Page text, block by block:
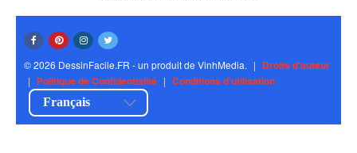
© 2026 DessinFacile.FR - un produit de VinhMedia. | Droits d'auteur
| Politique de Confidentialité | Conditions d'utilisation
Français